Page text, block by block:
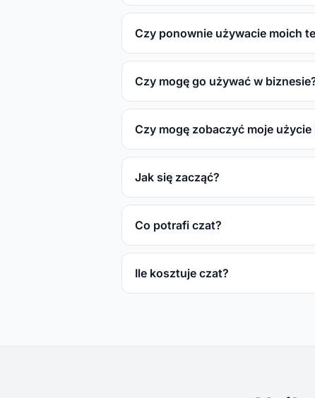
Czy ponownie używacie moich
Czy mogę go używać w
Czy mogę zobaczyć moje użycie
Jak się zacząć?
Co potrafi czat?
Ile kosztuje czat?